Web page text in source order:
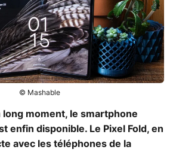
© Mashable
moment, le smartphone
enfin disponible. Le Pixel Fold, en
avec les téléphones de la